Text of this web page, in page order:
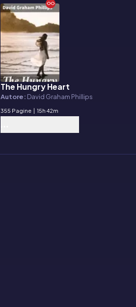
E-book
The Hungry Heart
Autore: David Graham Phillips
355 Pagine | 15h 42m